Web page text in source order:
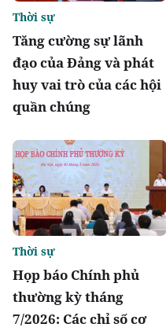
Tăng cường sự lãnh
đạo của Đảng và phát
huy vai trò của các hội
quần chúng
Thời sự
Họp báo Chính phủ
thường kỳ tháng
7/2026: Các chỉ số cơ
Thời sự